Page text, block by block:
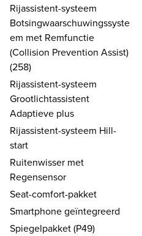
Rijassistent-systeem
Botsingwaarschuwingssyste
em met Remfunctie
(Collision Prevention Assist)
(258)
Rijassistent-systeem
Grootlichtassistent
Adaptieve plus
Rijassistent-systeem Hill-
start
Ruitenwisser met
Regensensor
Seat-comfort-pakket
Smartphone geïntegreerd
Spiegelpakket (P49)